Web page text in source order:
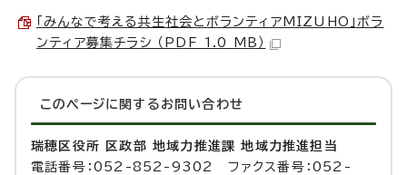
「みんなで考える共生社会とボランティアMIZUHO」ボラ
ンティア募集チラシ （PDF 1.0 MB）
このページに関する お問い合わせ
瑞穂区役所 区政部 地域力推進課 地域力推進担当
電話番号：052-852-9302 ファクス番号：052-